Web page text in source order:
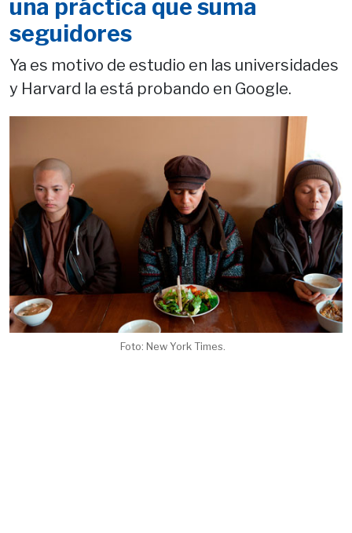
una práctica que suma
seguidores
Ya es motivo de estudio en las universidades
y Harvard la está probando en Google.
Foto: New York Times.